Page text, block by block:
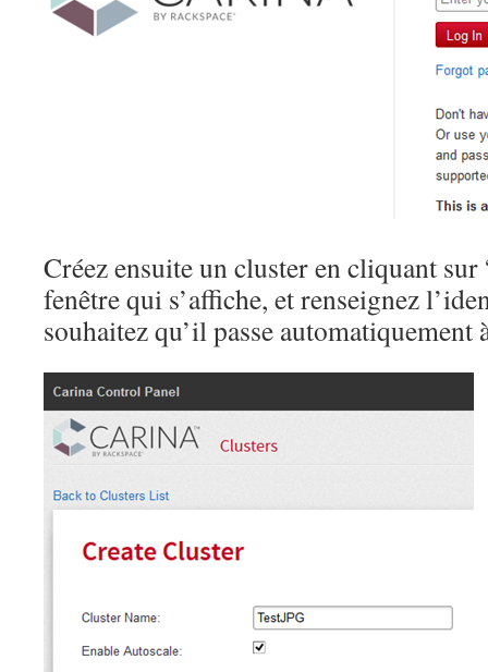
Créez ensuite un cluster en cliquant sur
fenêtre qui s’affiche, et renseignez
souhaitez qu’il passe automatiquement